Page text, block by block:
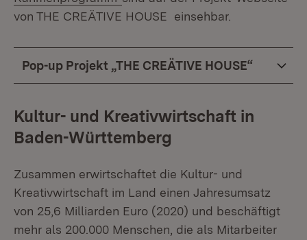
von THE CREÄTIVE HOUSE einsehbar.
Pop-up Projekt „THE CREÄTIVE HOUSE“
Kultur- und Kreativwirtschaft in
Baden-Württemberg
Zusammen erwirtschaftet die Kultur- und
Kreativwirtschaft im Land einen Jahresumsatz
von 25,6 Milliarden Euro (2020) und beschäftigt
mehr als 200.000 Menschen, die als Mitarbeiter